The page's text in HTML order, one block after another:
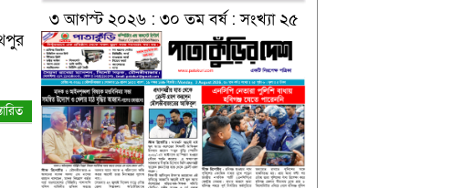
৩ আগস্ট ২০২৬ : ৩০ তম বর্ষ : সংখ্যা ২৫